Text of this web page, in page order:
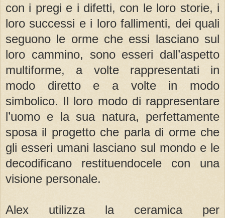
con i pregi e i difetti, con le loro storie, i
loro successi e i loro fallimenti, dei quali
seguono le orme che essi lasciano sul
loro cammino, sono esseri dall’aspetto
multiforme, a volte rappresentati in
modo diretto e a volte in modo
simbolico. Il loro modo di rappresentare
l’uomo e la sua natura, perfettamente
sposa il progetto che parla di orme che
gli esseri umani lasciano sul mondo e le
decodificano restituendocele con una
visione personale.
Alex utilizza la ceramica per